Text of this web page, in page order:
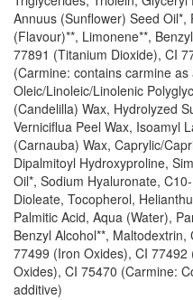
Annuus (Sunflower) Seed
(Flavour)**, Limonene**,
77891 (Titanium Dioxide), CI
(Carmine: contains carmine
Oleic/Linoleic/Linolenic
(Candelilla) Wax, Hydrolyzed
Verniciflua Peel Wax, Isoamyl
(Carnauba) Wax, Caprylic/
Dipalmitoyl Hydroxyproline,
Oil*, Sodium Hyaluronate,
Dioleate, Tocopherol,
Palmitic Acid, Aqua (Water),
Benzyl Alcohol**,
77499 (Iron Oxides), CI
Oxides), CI 75470 (Carmine:
additive)